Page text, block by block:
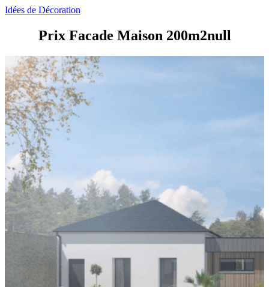
Idées de Décoration
Prix Facade Maison 200m2null